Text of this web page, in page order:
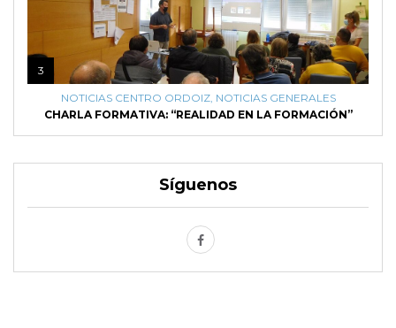
3
NOTICIAS CENTRO ORDOIZ, NOTICIAS GENERALES
CHARLA FORMATIVA: “REALIDAD EN LA FORMACIÓN”
Síguenos